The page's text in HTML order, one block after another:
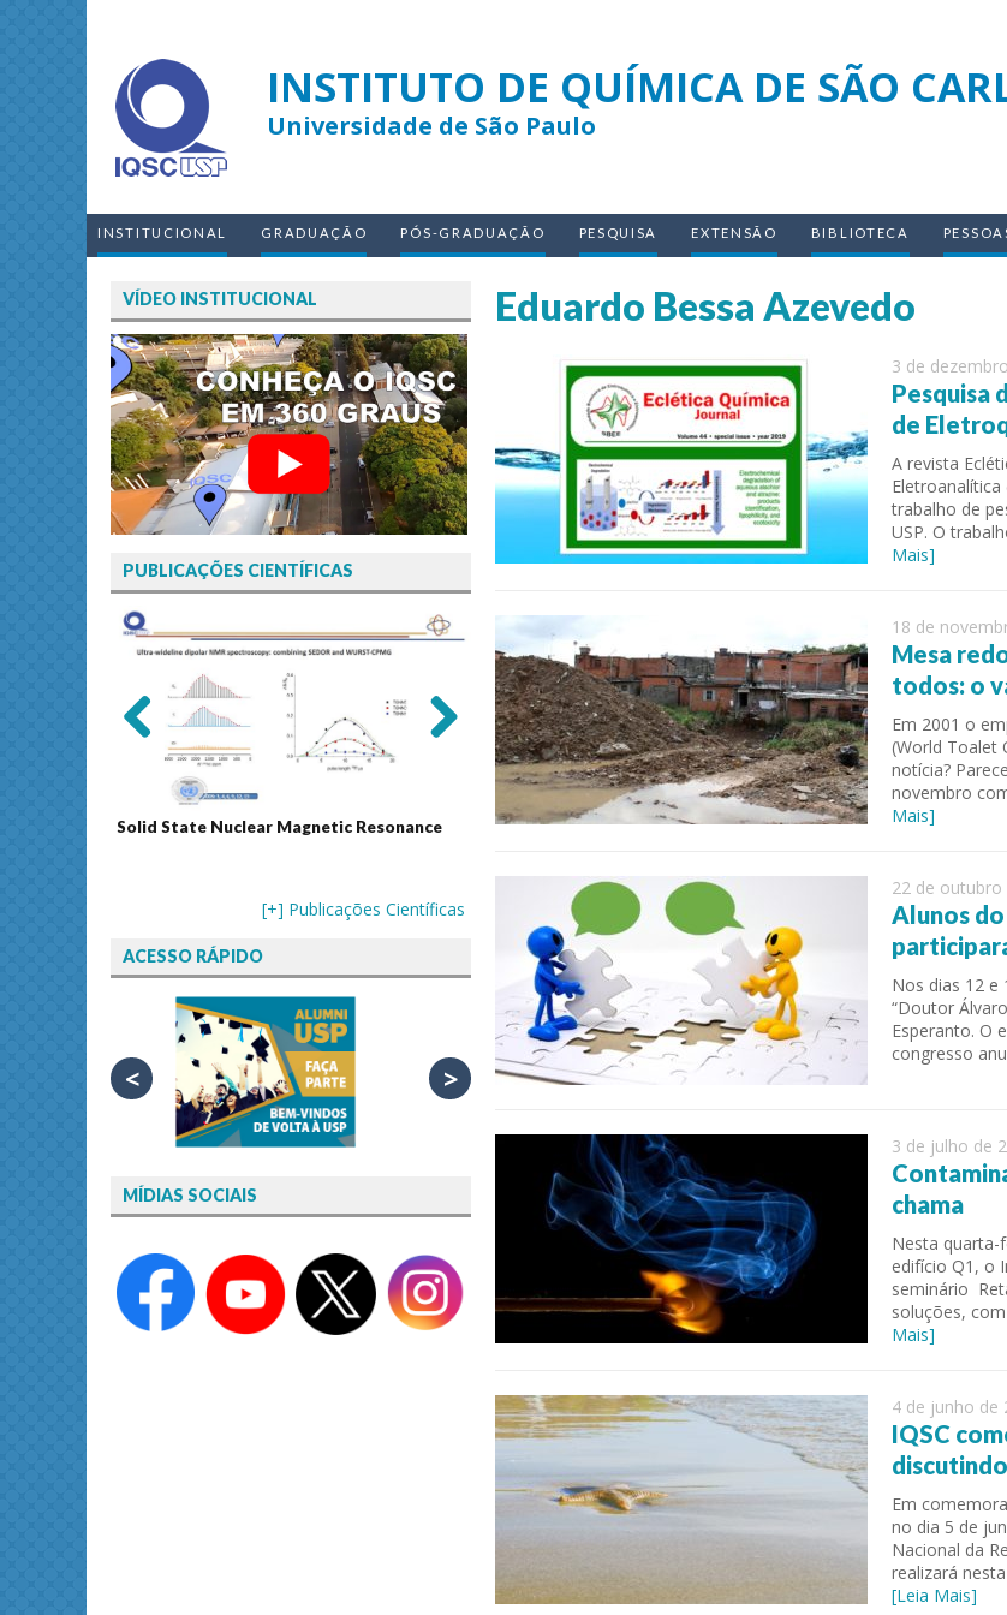
INSTITUTO DE QUÍMICA DE SÃO
Universidade de São Paulo
INSTITUCIONAL GRADUAÇÃO PÓS-GRADUAÇÃO PESQUISA EXTENSÃO BIBLIOTECA
Eduardo Bessa Azevedo
3 de
Pesquisa
de
A revista
trabalho de
USP. O
Mais]
18 de
Mesa
todos: o
Em 2001 o
(World Toalet
notícia?
novembro
Mais]
22 de outubro
Alunos
Nos dias 12 e
“Doutor
Esperanto. O
congresso
3 de julho de
chama
Nesta quarta-
edifício Q1, o
seminário
soluções,
Mais]
4 de junho de
IQSC
Em
no dia 5 de
Nacional da
realizará
[Leia Mais]
VÍDEO INSTITUCIONAL
PUBLICAÇÕES CIENTÍFICAS
Solid State Nuclear Magnetic Resonance Journal of Separation Science
Sustainable Energy
[+] Publicações Científicas
ACESSO RÁPIDO
< >
MÍDIAS SOCIAIS